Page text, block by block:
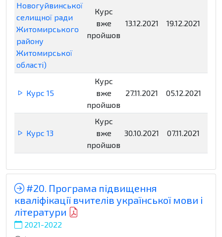
Новогуйвинської
селищної ради
Житомирського
району
Житомирської
області)
Курс
вже
пройшов
13.12.2021 19.12.2021
Курс 15
Курс
вже
пройшов
27.11.2021 05.12.2021
Курс 13
Курс
вже
пройшов
30.10.2021 07.11.2021
#20. Програма підвищення
кваліфікації вчителів української мови і
літератури
2021-2022